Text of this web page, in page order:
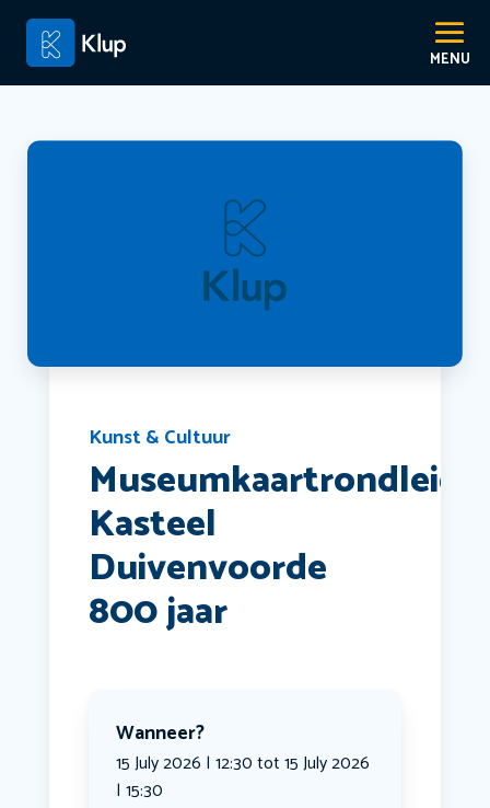
Kunst & Cultuur
Kasteel
Duivenvoorde
800 jaar
Wanneer?
15 July 2026 | 12:30 tot 15 July 2026
| 15:30